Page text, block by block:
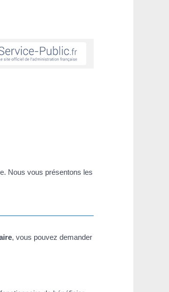
Nous vous présentons les
, vous pouvez demander